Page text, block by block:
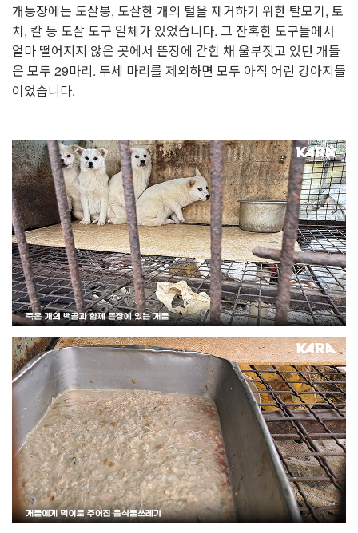
개농장에는 도살봉, 도살한 개의 털을 제거하기 위한 탈모기, 토
치, 칼 등 도살 도구 일체가 있었습니다. 그 잔혹한 도구들에서
얼마 떨어지지 않은 곳에서 뜬장에 갇힌 채 울부짖고 있던 개들
은 모두 29마리. 두세 마리를 제외하면 모두 아직 어린 강아지들
이었습니다.